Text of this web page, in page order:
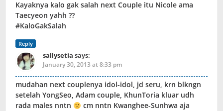
Kayaknya kalo gak salah next Couple itu Nicole ama
Taecyeon yahh ??
#KaloGakSalah
Reply
sallysetia says:
January 30, 2013 at 8:33 pm
mudahan next couplenya idol-idol, jd seru, krn blkngn
setelah YongSeo, Adam couple, KhunToria kluar udh
rada males nntn
cm nntn Kwanghee-Sunhwa aja